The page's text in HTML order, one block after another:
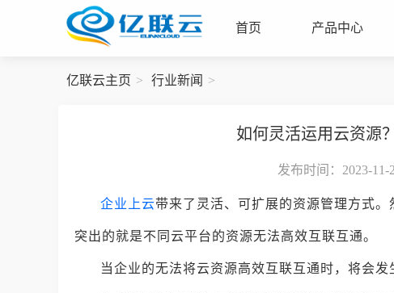
首页 产品中心
亿联云主页 行业新闻
如何灵活运用云资源
发布时间：2023-11-
企业上云带来了灵活、可扩展的资源管理方式
突出的就是不同云平台的资源无法高效互联互通。
当企业的无法将云资源高效互联互通时，将会发